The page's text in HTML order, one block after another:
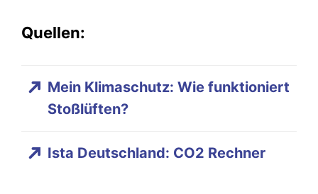
Quellen:
Mein Klimaschutz: Wie funktioniert
Stoßlüften?
Ista Deutschland: CO2 Rechner